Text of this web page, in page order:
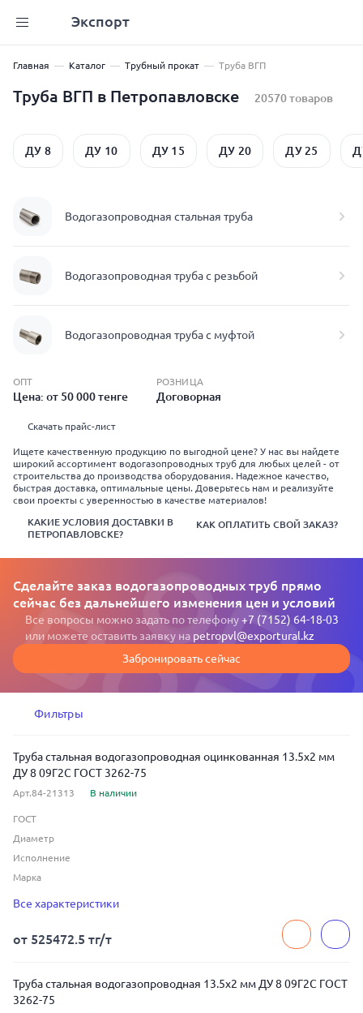
Экспорт
Главная Каталог Трубный прокат Труба ВГП
Труба ВГП в Петропавловске 20570 товаров
ДУ 8 ДУ 10 ДУ 15 ДУ 20 ДУ 25
Водогазопроводная стальная труба
Водогазопроводная труба с резьбой
Водогазопроводная труба с муфтой
ОПТ
Цена: от 50 000 тенге
РОЗНИЦА
Договорная
Скачать прайс-лист
Ищете качественную продукцию по выгодной цене? У нас вы найдете
широкий ассортимент водогазопроводных труб для любых целей - от
строительства до производства оборудования. Надежное качество,
быстрая доставка, оптимальные цены. Доверьтесь нам и реализуйте
свои проекты с уверенностью в качестве материалов!
КАКИЕ УСЛОВИЯ ДОСТАВКИ В
ПЕТРОПАВЛОВСКЕ?
КАК ОПЛАТИТЬ СВОЙ ЗАКАЗ?
Сделайте заказ водогазопроводных труб прямо
сейчас без дальнейшего изменения цен и условий
Все вопросы можно задать по телефону+7 (7152) 64-18-03
или можете оставить заявку на petropvl@exportural.kz
Забронировать сейчас
Фильтры
Труба стальная водогазопроводная оцинкованная 13.5x2 мм
ДУ 8 09Г2С ГОСТ 3262-75
Арт.84-21313 В наличии
ГОСТ
Диаметр
Исполнение
Марка
Толщина
Все характеристики
от 525472.5 тг/т
Труба стальная водогазопроводная 13.5x2 мм ДУ 8 09Г2С ГОСТ
3262-75